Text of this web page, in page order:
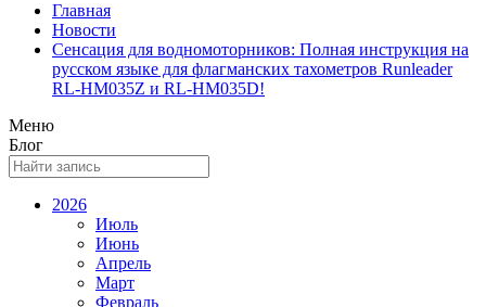
Главная
Новости
Сенсация для водномоторников: Полная инструкция на
русском языке для флагманских тахометров Runleader
RL-HM035Z и RL-HM035D!
Меню
Блог
2026
Июль
Июнь
Апрель
Март
Февраль